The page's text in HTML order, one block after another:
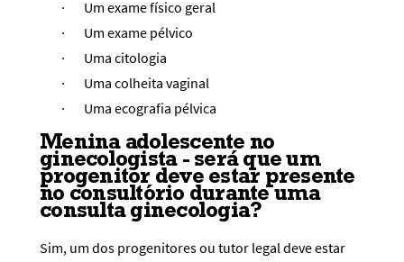
·
Um exame físico geral
·
Um exame pélvico
·
Uma citologia
·
Uma colheita vaginal
·
Uma ecografia pélvica
Menina adolescente no
ginecologista - será que um
progenitor deve estar presente
no consultório durante uma
consulta ginecologia?
Sim, um dos progenitores ou tutor legal deve estar